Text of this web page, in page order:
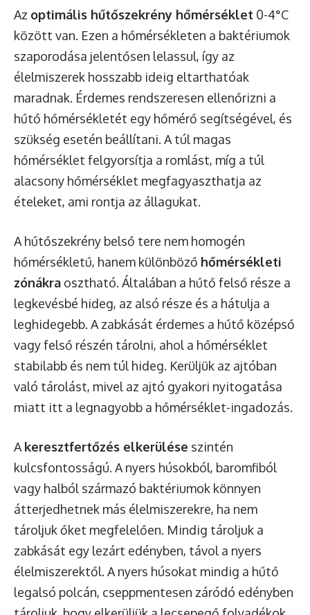
Az optimális hűtőszekrény hőmérséklet 0-4°C
között van. Ezen a hőmérsékleten a baktériumok
szaporodása jelentősen lelassul, így az
élelmiszerek hosszabb ideig eltarthatóak
maradnak. Érdemes rendszeresen ellenőrizni a
hűtő hőmérsékletét egy hőmérő segítségével, és
szükség esetén beállítani. A túl magas
hőmérséklet felgyorsítja a romlást, míg a túl
alacsony hőmérséklet megfagyaszthatja az
ételeket, ami rontja az állagukat.
A hűtőszekrény belső tere nem homogén
hőmérsékletű, hanem különböző hőmérsékleti
zónákra osztható. Általában a hűtő felső része a
legkevésbé hideg, az alsó része és a hátulja a
leghidegebb. A zabkását érdemes a hűtő középső
vagy felső részén tárolni, ahol a hőmérséklet
stabilabb és nem túl hideg. Kerüljük az ajtóban
való tárolást, mivel az ajtó gyakori nyitogatása
miatt itt a legnagyobb a hőmérséklet-ingadozás.
A keresztfertőzés elkerülése szintén
kulcsfontosságú. A nyers húsokból, baromfiból
vagy halból származó baktériumok könnyen
átterjedhetnek más élelmiszerekre, ha nem
tároljuk őket megfelelően. Mindig tároljuk a
zabkását egy lezárt edényben, távol a nyers
élelmiszerektől. A nyers húsokat mindig a hűtő
legalsó polcán, cseppmentesen záródó edényben